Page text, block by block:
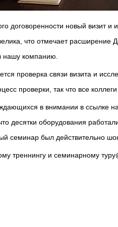
договоренности новый визит и
что отмечает
нашу компанию.
проверка связи визита и
проверки, так что все коллеги
в внимании в ссылке
десятки оборудования
семинар был действительно
треннингу и семинарному